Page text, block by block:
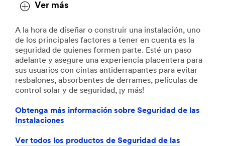
Ver más
A la hora de diseñar o construir una instalación, uno
de los principales factores a tener en cuenta es la
seguridad de quienes formen parte. Esté un paso
adelante y asegure una experiencia placentera para
sus usuarios con cintas antiderrapantes para evitar
resbalones, absorbentes de derrames, películas de
control solar y de seguridad, ¡y más!
Obtenga más información sobre Seguridad de las
Instalaciones
Ver todos los productos de Seguridad de las